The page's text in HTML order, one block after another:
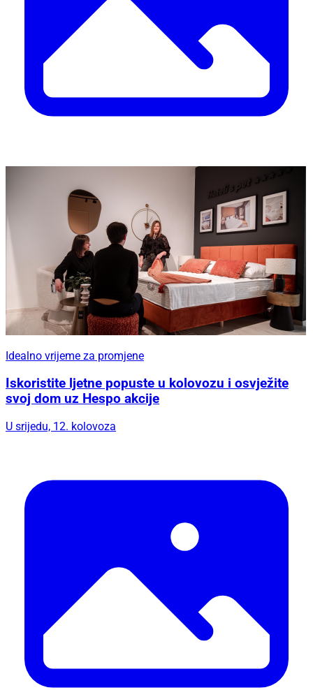
Idealno vrijeme za promjene
Iskoristite ljetne popuste u kolovozu i osvježite
svoj dom uz Hespo akcije
U srijedu, 12. kolovoza